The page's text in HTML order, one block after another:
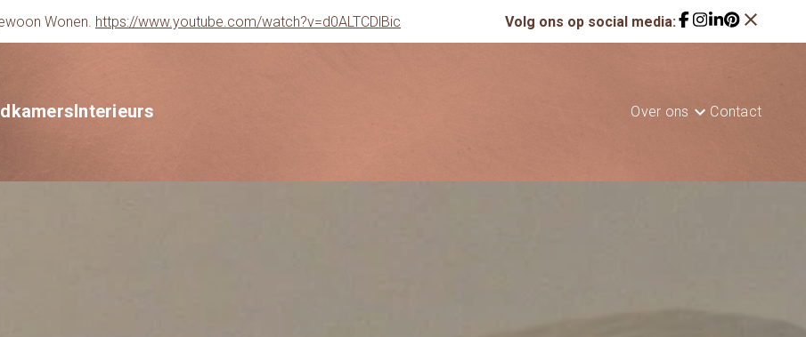
Wonen. https://www.youtube.com/watch?v=d0ALTCDlBic Volg ons op social media: close
Interieurs Over ons Contact